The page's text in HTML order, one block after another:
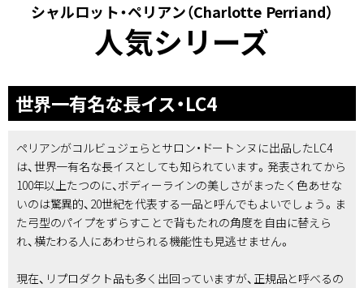
シャルロット・ペリアン（Charlotte Perriand）
人気シリーズ
世界一有名な長イス・LC4
ペリアンがコルビュジェらとサロン・ドートンヌに出品したLC4
は、世界一有名な長イスとしても知られています。発表されてから
100年以上たつのに、ボディーラインの美しさがまったく色あせな
いのは驚異的、20世紀を代表する一品と呼んでもよいでしょう。ま
た弓型のパイプをずらすことで背もたれの角度を自由に替えら
れ、横たわる人にあわせられる機能性も見逃せません。
現在、リプロダクト品も多く出回っていますが、正規品と呼べるの